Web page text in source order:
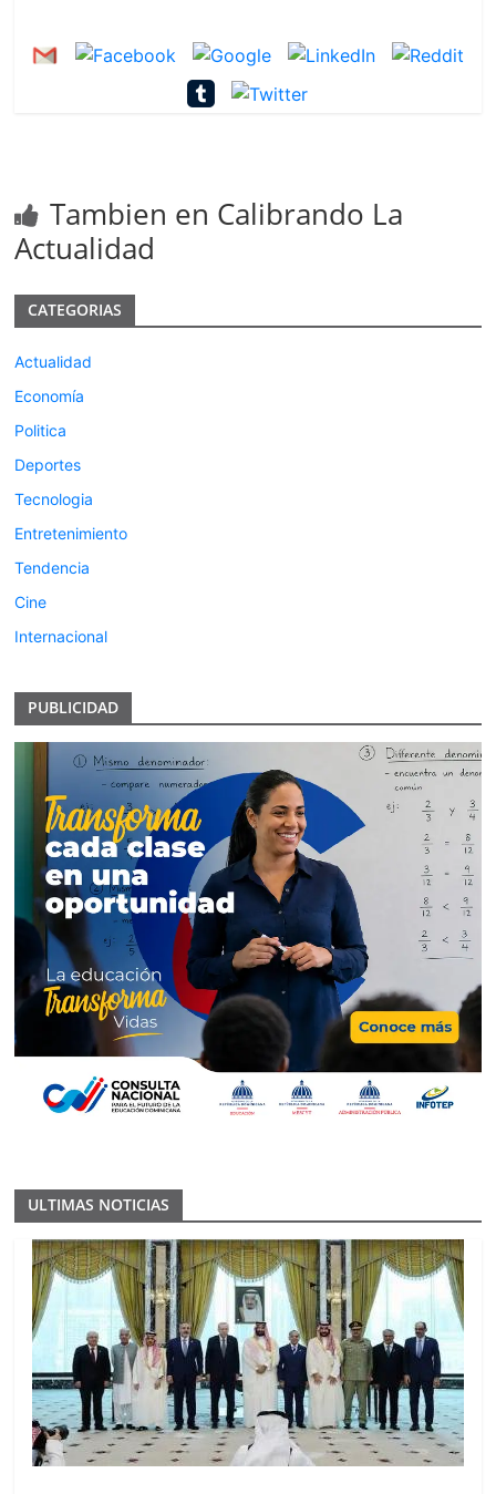
Tambien en Calibrando La
Actualidad
CATEGORIAS
Actualidad
Economía
Politica
Deportes
Tecnologia
Entretenimiento
Tendencia
Cine
Internacional
PUBLICIDAD
ULTIMAS NOTICIAS